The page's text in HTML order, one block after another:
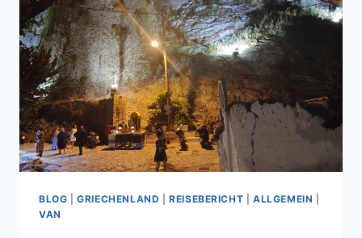
ANCONA
NACH
IGOUMENITSA
BLOG |GRIECHENLAND |REISEBERICHT |ALLGEMEIN
VAN